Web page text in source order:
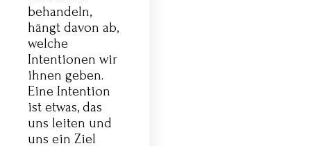
behandeln,
hängt davon ab,
welche
Intentionen wir
ihnen geben.
Eine Intention
ist etwas, das
uns leiten und
uns ein Ziel